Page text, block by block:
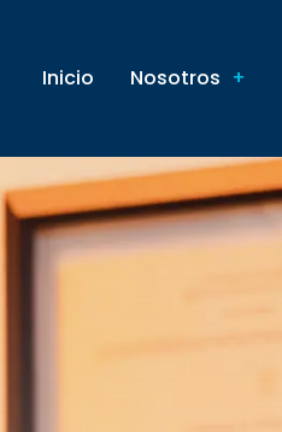
Inicio Nosotros